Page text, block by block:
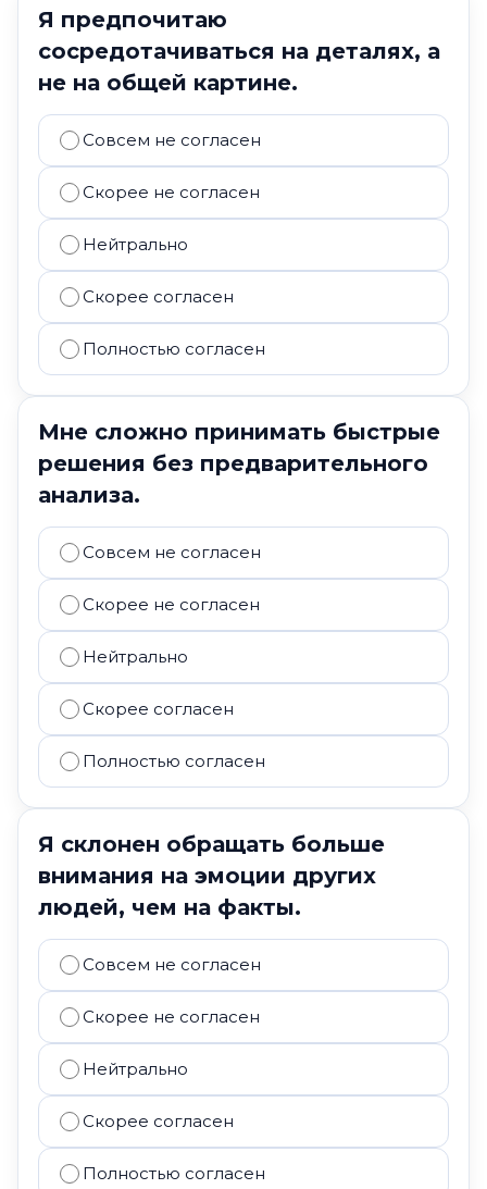
Я предпочитаю
сосредотачиваться на деталях, а
не на общей картине.
Совсем не согласен
Скорее не согласен
Нейтрально
Скорее согласен
Полностью согласен
Мне сложно принимать быстрые
решения без предварительного
анализа.
Совсем не согласен
Скорее не согласен
Нейтрально
Скорее согласен
Полностью согласен
Я склонен обращать больше
внимания на эмоции других
людей, чем на факты.
Совсем не согласен
Скорее не согласен
Нейтрально
Скорее согласен
Полностью согласен